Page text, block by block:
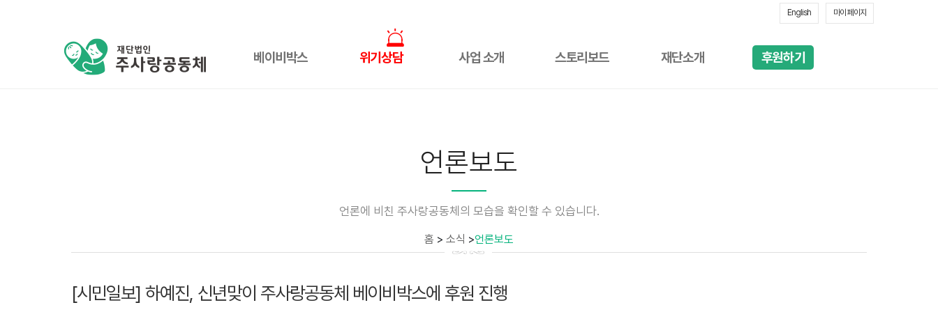
English 마이 페이지
베이비박스 위기상담 사업 소개 스토리보드 재단소개 후원하기
언론보도
언론에 비친 주사랑공동체의 모습을 확인할 수 있습니다.
홈 > 소식 >언론보도
[시민일보] 하예진, 신년맞이 주사랑공동체 베이비박스에 후원 진행